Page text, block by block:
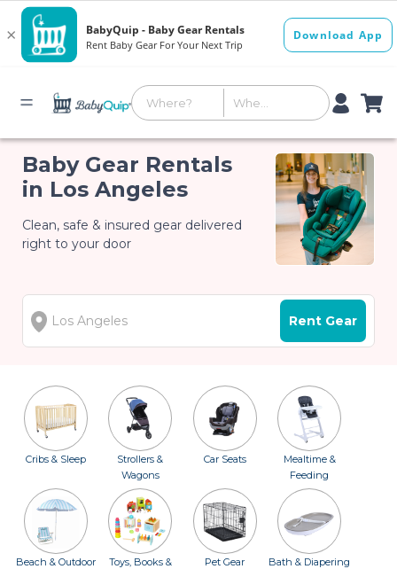
Baby Gear Rentals
in Los Angeles
Clean, safe & insured gear delivered
right to your door
Rent Gear
Cribs & Sleep
Strollers &
Wagons
Car Seats
Mealtime &
Feeding
Beach & Outdoor
Toys, Books &
Pet Gear
Bath & Diapering